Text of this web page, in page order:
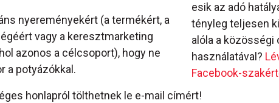
esik az adó
tényleg teljesen
alóla a közösségi
használatával?
Facebook-
nyereményekért (a termékért, a
vagy a keresztmarketing
azonos a célcsoport), hogy ne
a potyázókkal.
honlapról tölthetnek le e-mail címért!